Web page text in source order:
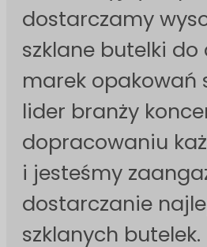
dostarczamy
szklane butelki
marek opakowań
lider branży
dopracowaniu
i jesteśmy
dostarczanie
szklanych butelek.